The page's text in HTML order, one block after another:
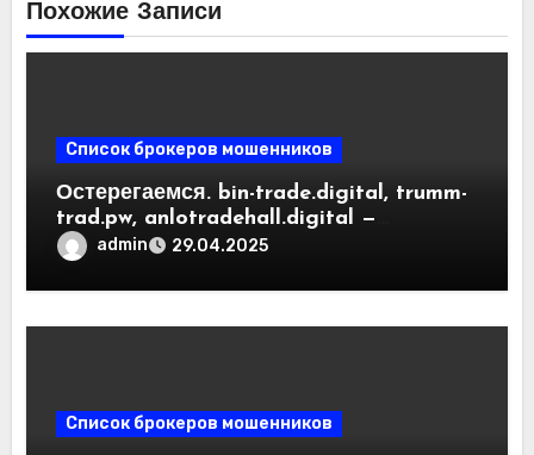
Похожие Записи
Список брокеров мошенников
Остерегаемся. bin-trade.digital, trumm-
trad.pw, anlotradehall.digital —
разоблачение фальшивых
криптобирж. Как вернуть деньги.
Отзывы пользователей
admin 29.04.2025
Список брокеров мошенников